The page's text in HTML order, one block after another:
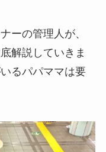
ーの管理人が、
解説していきま
るパパママは要